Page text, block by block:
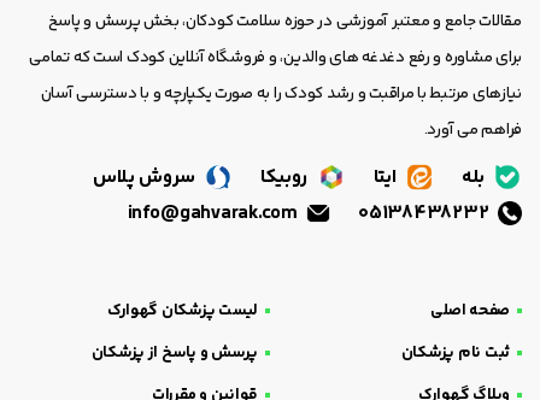
مقالات جامع و معتبر آموزشی در حوزه سلامت کودکان، بخش پرسش و پاسخ
برای مشاوره و رفع دغدغه های والدین، و فروشگاه آنلاین کودک است که تمامی
نیازهای مرتبط با مراقبت و رشد کودک را به صورت یکپارچه و با دسترسی آسان
فراهم می آورد.
بله ایتا روبیکا
سروش پلاس
صفحه اصلی
لیست پزشکان گهوارک
ثبت نام پزشکان
پرسش و پاسخ از پزشکان
وبلاگ گهوارک
قوانین و مقررات